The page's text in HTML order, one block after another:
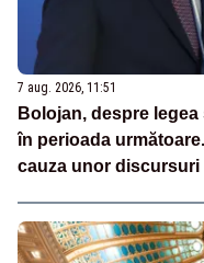
7 aug. 2026, 11:51
Bolojan, despre
în perioada
cauza unor